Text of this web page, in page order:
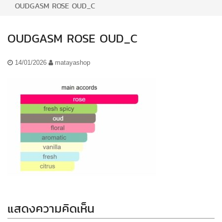
OUDGASM ROSE OUD_C
OUDGASM ROSE OUD_C
14/01/2026 matayashop
แสดงความคิดเห็น